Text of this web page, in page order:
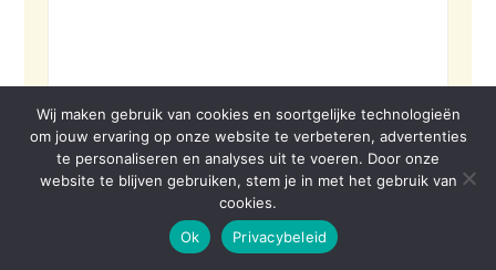
© 2026 VOLBORD | SITE BY VOLBORD
Wij maken gebruik van cookies en soortgelijke technologieën
om jouw ervaring op onze website te verbeteren, advertenties
te personaliseren en analyses uit te voeren. Door onze
website te blijven gebruiken, stem je in met het gebruik van
cookies.
Ok
Privacybeleid